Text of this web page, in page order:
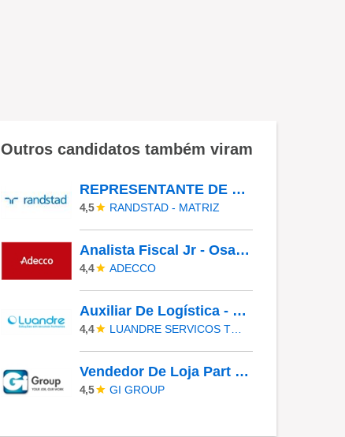
Outros candidatos também viram
REPRESENTANTE DE ENVIOS II - MCDLIVRE
4,5 RANDSTAD - MATRIZ
Analista Fiscal Jr - Osasco/SP
4,4 ADECCO
Auxiliar De Logística - Contagem
4,4
Vendedor De Loja Part Time Shopping Morumbi
4,5 GI GROUP